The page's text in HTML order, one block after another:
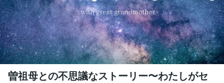
曽祖母との不思議なストーリー〜わたしがセ